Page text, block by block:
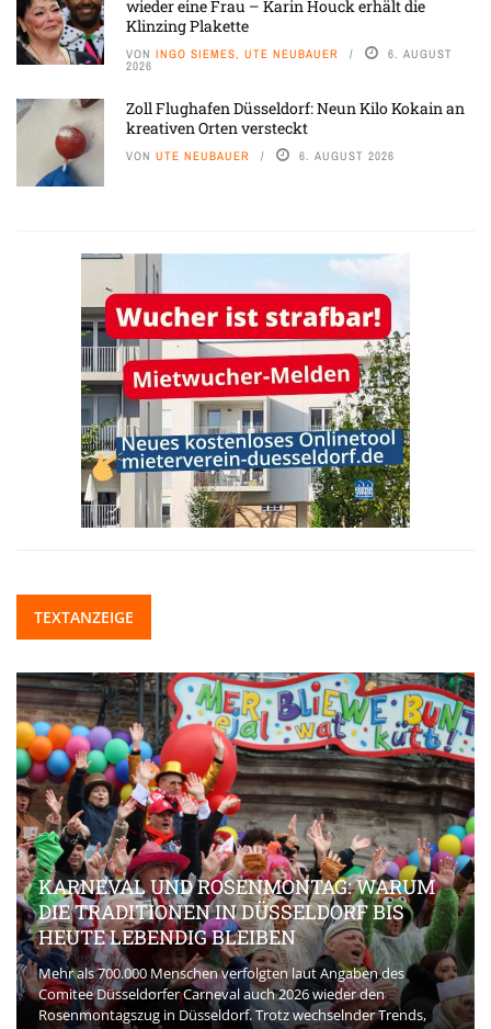
wieder eine Frau – Karin Houck erhält die
Klinzing Plakette
VON INGO SIEMES, UTE NEUBAUER 6. AUGUST
2026
Zoll Flughafen Düsseldorf: Neun Kilo Kokain an
kreativen Orten versteckt
VON UTE NEUBAUER 6. AUGUST 2026
TEXTANZEIGE
KARNEVAL UND ROSENMONTAG: WARUM
DIE TRADITIONEN IN DÜSSELDORF BIS
HEUTE LEBENDIG BLEIBEN
Mehr als 700.000 Menschen verfolgten laut Angaben des
Comitee Düsseldorfer Carneval auch 2026 wieder den
Rosenmontagszug in Düsseldorf. Trotz wechselnder Trends,